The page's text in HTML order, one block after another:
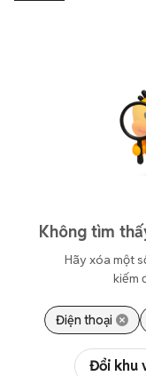
Không tìm
Hãy xóa một
kiếm
Điện thoại
Đổi khu